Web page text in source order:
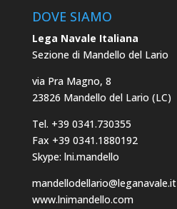
DOVE SIAMO
Lega Navale Italiana
Sezione di Mandello del Lario
via Pra Magno, 8
23826 Mandello del Lario (LC)
Tel. +39 0341.730355
Fax +39 0341.1880192
Skype: lni.mandello
mandellodellario@leganavale.it
www.lnimandello.com